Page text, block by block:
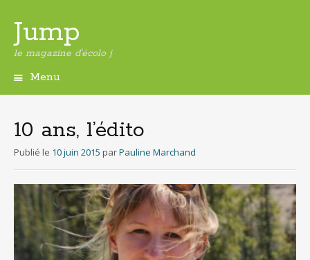
Jump
le magazine d'écolo j
Menu
principal
10 ans, l’édito
Publié le 10 juin 2015 parPauline Marchand